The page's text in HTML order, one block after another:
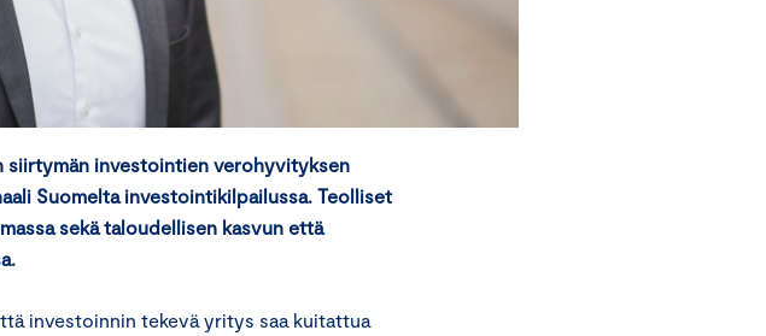
siirtymän investointien verohyvityksen
Suomelta investointikilpailussa. Teolliset
sekä taloudellisen kasvun että
investoinnin tekevä yritys saa kuitattua